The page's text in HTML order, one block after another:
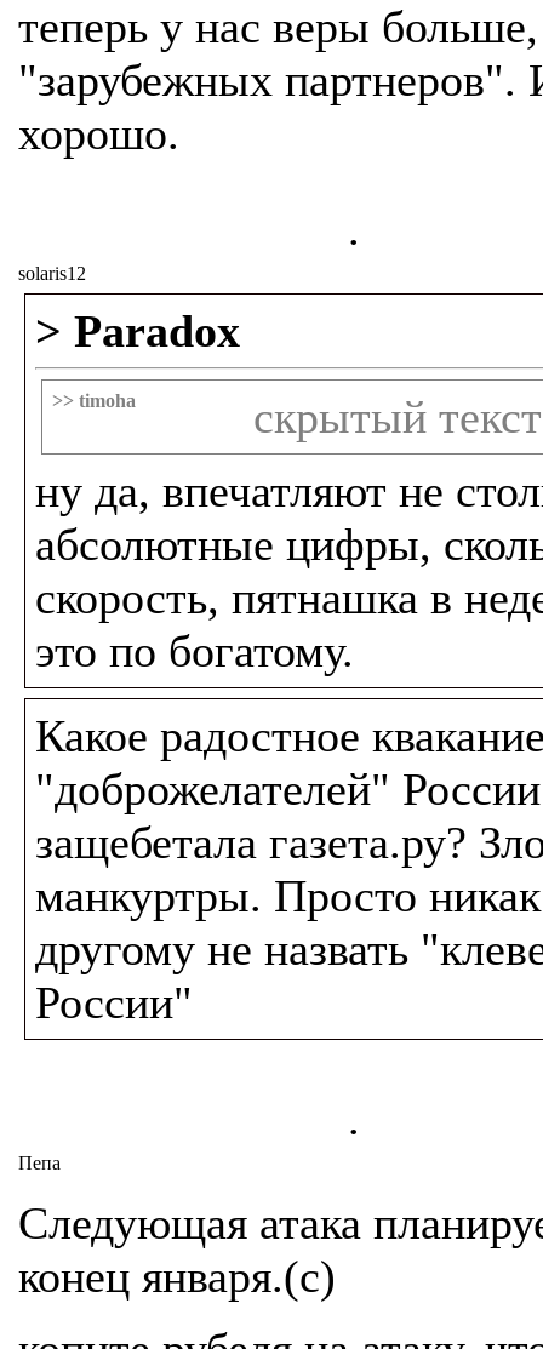
теперь у нас веры
"зарубежных партнеров".
хорошо.
.
solaris12
> Paradox
>> timoha
скрытый текст
ну да, впечатляют не
абсолютные цифры,
скорость, пятнашка в
это по богатому.
Какое радостное
"доброжелателей"
защебетала газета.ру?
манкуртры. Просто
другому не назвать
России"
.
Пепа
Следующая атака
конец января.(с)